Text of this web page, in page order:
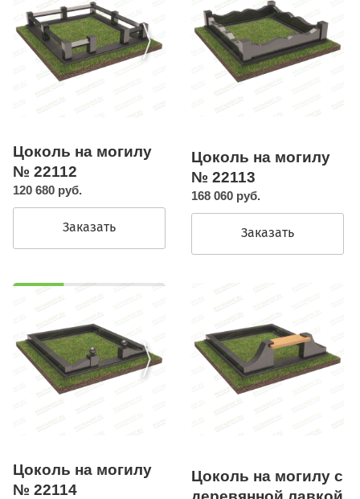
Цоколь на могилу
№ 22112
120 680 руб.
Заказать
Цоколь на могилу
№ 22113
168 060 руб.
Заказать
Цоколь на могилу
№ 22114
Цоколь на могилу с